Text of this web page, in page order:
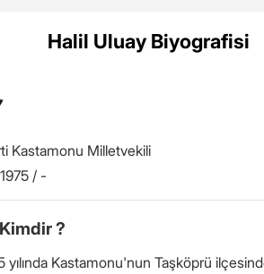
Halil Uluay Biyografisi
Kastamonu Milletvekili
1975 / -
?
yılında Kastamonu'nun Taşköprü